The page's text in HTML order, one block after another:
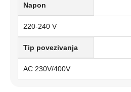
Napon
220-240 V
Tip povezivanja
AC 230V/400V